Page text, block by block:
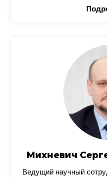
Михневич
Ведущий научный